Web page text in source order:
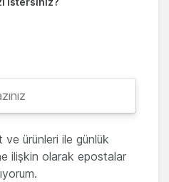
ürünleri ile günlük
ilişkin olarak epostalar